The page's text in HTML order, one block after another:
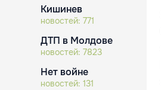
Кишинев
новостей: 771
ДТП в Молдове
новостей: 7823
Нет войне
новостей: 131